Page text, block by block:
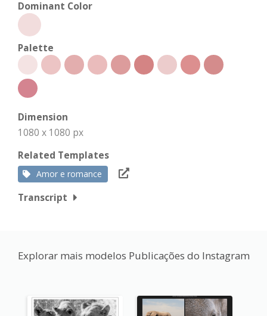
Dominant Color
Palette
Dimension
1080 x 1080 px
Related Templates
Amor e romance
Transcript
Explorar mais modelos Publicações do Instagram